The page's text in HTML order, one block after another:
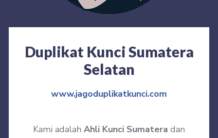
Duplikat Kunci Sumatera
Selatan
www.jagoduplikatkunci.com
Kami adalah Ahli Kunci Sumatera dan